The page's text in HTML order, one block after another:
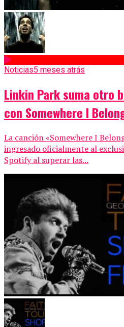
Noticias5 meses atrás
Linkin Park suma otro
con Somewhere I
La canción «Somewhere I
ingresado oficialmente al
Spotify al superar las...